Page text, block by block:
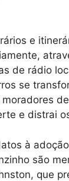
e
de rádio
se
e distrai
à
são
que